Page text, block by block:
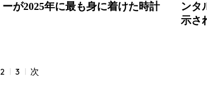
ーが2025年に最も身に着けた時計
ンタ
示さ
2 | 3 | 次